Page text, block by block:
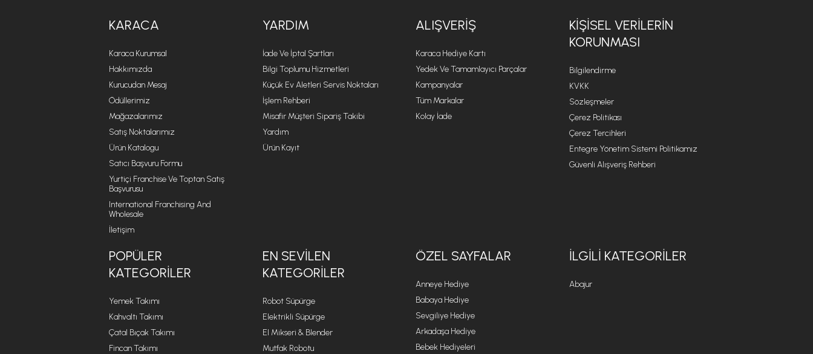
KARACA
Karaca Kurumsal
Hakkımızda
Kurucudan Mesaj
Ödüllerimiz
Mağazalarımız
Satış Noktalarımız
Ürün Katalogu
Satıcı Başvuru Formu
Yurtiçi Franchise Ve Toptan Satış
Başvurusu
International Franchising And
Wholesale
İletişim
YARDIM
İade Ve İptal Şartları
Bilgi Toplumu Hizmetleri
Küçük Ev Aletleri Servis Noktaları
İşlem Rehberi
Misafir Müşteri Sipariş Takibi
Yardım
Ürün Kayıt
ALIŞVERIŞ
Karaca Hediye Kartı
Yedek Ve Tamamlayıcı Parçalar
Kampanyalar
Tüm Markalar
Kolay İade
KIŞISEL VERILERIN
KORUNMASI
Bilgilendirme
KVKK
Sözleşmeler
Çerez Politikası
Çerez Tercihleri
Entegre Yönetim Sistemi Politikamız
Güvenli Alışveriş Rehberi
POPÜLER
KATEGORILER
Yemek Takımı
Kahvaltı Takımı
Çatal Bıçak Takımı
Fincan Takımı
EN SEVILEN
KATEGORILER
Robot Süpürge
Elektrikli Süpürge
El Mikseri & Blender
Mutfak Robotu
ÖZEL SAYFALAR
Anneye Hediye
Babaya Hediye
Sevgiliye Hediye
Arkadaşa Hediye
Bebek Hediyeleri
İLGILI KATEGORILER
Abajur